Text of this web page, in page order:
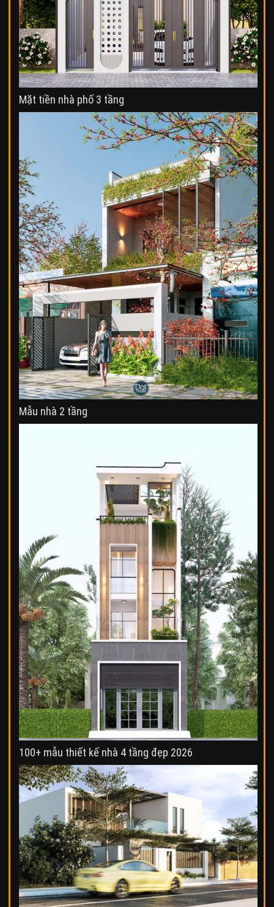
Mặt tiền nhà phố 3 tầng
Mẫu nhà 2 tầng
100+ mẫu thiết kế nhà 4 tầng đẹp 2026